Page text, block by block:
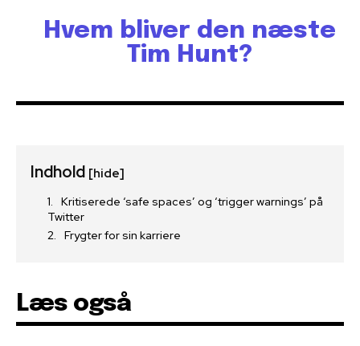
Hvem bliver den næste
Tim Hunt?
Indhold [hide]
Kritiserede ‘safe spaces’ og ‘trigger warnings’ på
Twitter
Frygter for sin karriere
Læs også